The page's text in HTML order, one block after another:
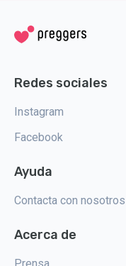
Redes sociales
Instagram
Facebook
Ayuda
Contacta con nosotros
Acerca de